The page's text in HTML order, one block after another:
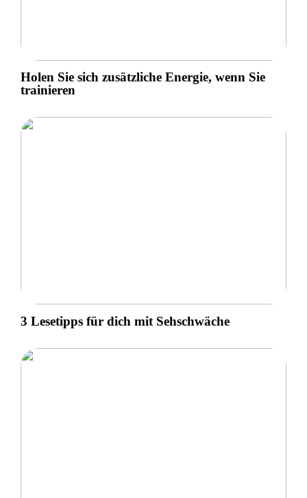
Holen Sie sich zusätzliche Energie, wenn Sie
trainieren
3 Lesetipps für dich mit Sehschwäche